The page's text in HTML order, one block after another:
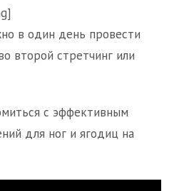
в один день провести
второй стретчинг или
с эффективным
для ног и ягодиц на